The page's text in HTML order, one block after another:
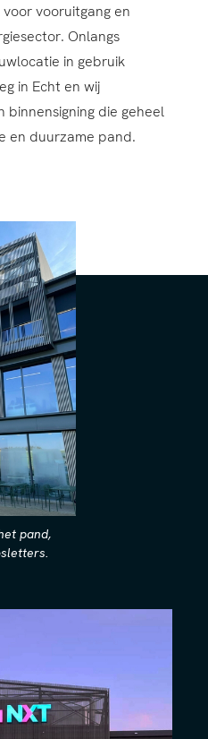
vooruitgang en
Onlangs
in gebruik
in Echt en wij
die geheel
en duurzame pand.
pand,